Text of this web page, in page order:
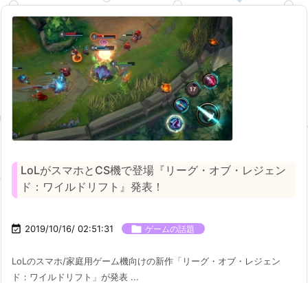
LoLがスマホとCS機で登場『リーグ・オブ・レジェン
ド：ワイルドリフト』発表！
 2019/10/16/ 02:51:31  ゲームの話題
LoLのスマホ/家庭用ゲーム機向けの新作「リーグ・オブ・レジェン
ド：ワイルドリフト」が発表 ...